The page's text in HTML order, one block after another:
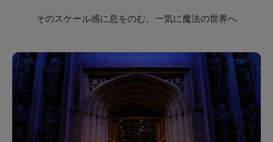
そのスケール感に息をのむ。一気に魔法の世界へ